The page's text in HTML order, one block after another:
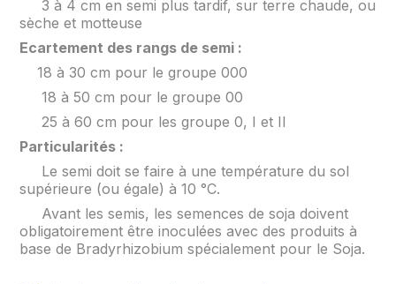
3 à 4 cm en semi plus tardif, sur terre chaude, ou
sèche et motteuse
Ecartement des rangs de semi :
18 à 30 cm pour le groupe 000
18 à 50 cm pour le groupe 00
25 à 60 cm pour les groupe 0, I et II
Particularités :
Le semi doit se faire à une température du sol
supérieure (ou égale) à 10 °C.
Avant les semis, les semences de soja doivent
obligatoirement être inoculées avec des produits à
base de Bradyrhizobium spécialement pour le Soja.